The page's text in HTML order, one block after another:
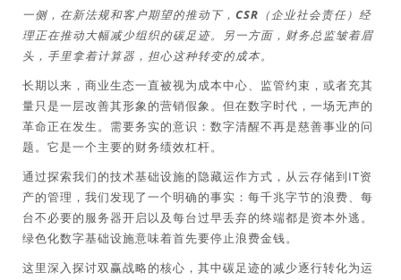
一侧，在新法规和客户期望的推动下，CSR（企业社会责任）经
理正在推动大幅减少组织的碳足迹。另一方面，财务总监皱着眉
头，手里拿着计算器，担心这种转变的成本。
长期以来，商业生态一直被视为成本中心、监管约束，或者充其
量只是一层改善其形象的营销假象。但在数字时代，一场无声的
革命正在发生。需要务实的意识：数字清醒不再是慈善事业的问
题。它是一个主要的财务绩效杠杆。
通过探索我们的技术基础设施的隐藏运作方式，从云存储到IT资
产的管理，我们发现了一个明确的事实：每千兆字节的浪费、每
台不必要的服务器开启以及每台过早丢弃的终端都是资本外逃。
绿色化数字基础设施意味着首先要停止浪费金钱。
这里深入探讨双赢战略的核心，其中碳足迹的减少逐行转化为运